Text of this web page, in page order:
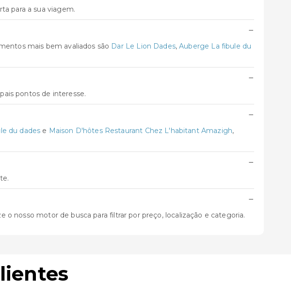
para a sua viagem.
−
mais bem avaliados são Dar Le Lion Dades,Auberge La fibule du
−
pontos de interesse.
−
du dades e Maison D'hôtes Restaurant Chez L'habitant Amazigh,
−
−
nosso motor de busca para filtrar por preço, localização e categoria.